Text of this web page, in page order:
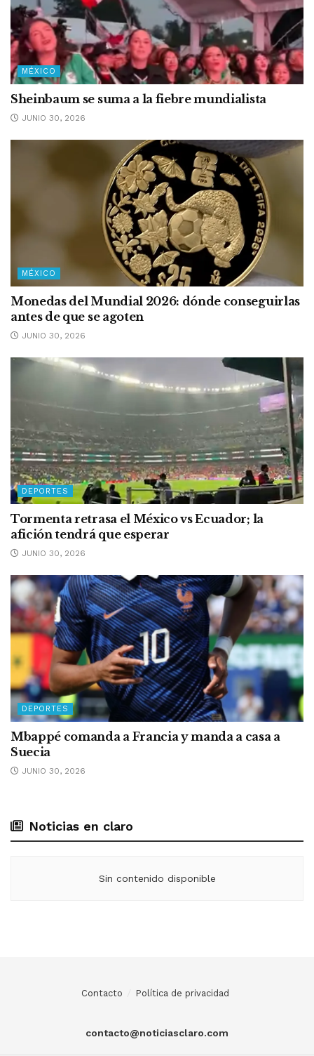
MÉXICO
Sheinbaum se suma a la fiebre mundialista
JUNIO 30, 2026
MÉXICO
Monedas del Mundial 2026: dónde conseguirlas
antes de que se agoten
JUNIO 30, 2026
DEPORTES
Tormenta retrasa el México vs Ecuador; la
afición tendrá que esperar
JUNIO 30, 2026
DEPORTES
Mbappé comanda a Francia y manda a casa a
Suecia
JUNIO 30, 2026
Noticias en claro
Sin contenido disponible
Contacto Política de privacidad
contacto@noticiasclaro.com